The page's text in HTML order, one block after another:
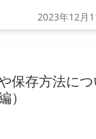
2023年12月
保存方法につ
）